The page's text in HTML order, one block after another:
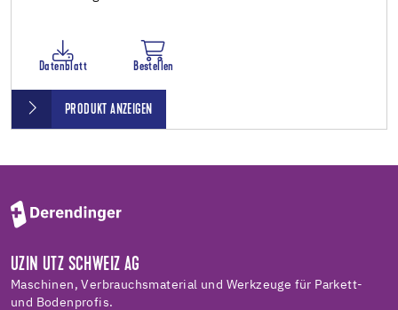
Datenblatt Bestellen
PRODUKT ANZEIGEN
UZIN UTZ SCHWEIZ AG
Maschinen, Verbrauchsmaterial und Werkzeuge für Parkett-
und Bodenprofis.